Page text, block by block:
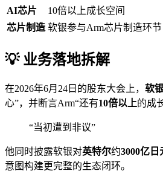
AI芯片
10倍以上成长空间
芯片制造 软银参与Arm芯片制造环节
💡 业务落地拆解
在2026年6月24日的股东大会上， 软
心”，并断言Arm“还有10倍以上的成
“当初遭到非议”
他同时披露软银对英特尔约3000亿日
意图构建更完整的生态闭环。